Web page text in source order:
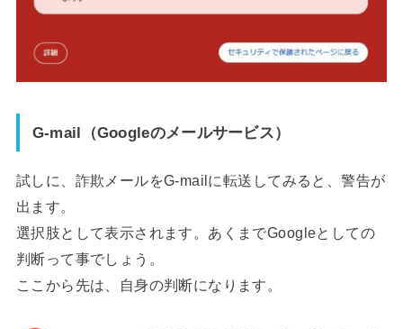
G-mail（Googleのメールサービス）
試しに、詐欺メールをG-mailに転送してみると、警告が
出ます。
選択肢として表示されます。あくまでGoogleとしての
判断って事でしょう。
ここから先は、自身の判断になります。